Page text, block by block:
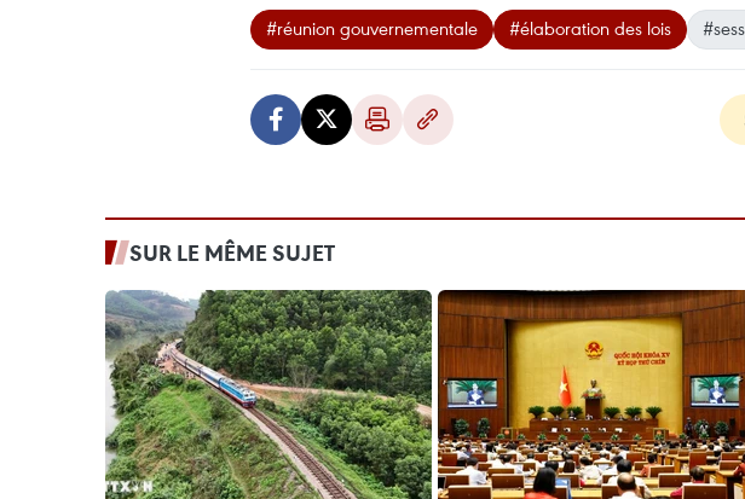
#réunion gouvernementale #élaboration des lois
SUR LE MÊME SUJET